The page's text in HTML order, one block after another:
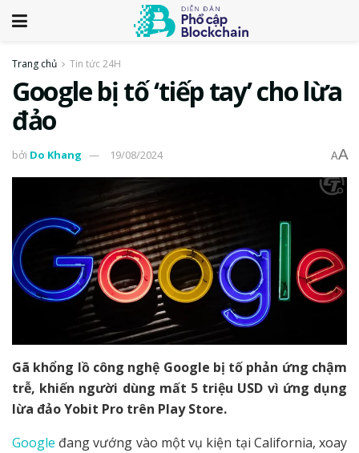
Trang chủ Tin tức 24H
Google bị tố ‘tiếp tay’ cho lừa
đảo
bởi Do Khang 19/08/2024 AA
Gã khổng lồ công nghệ Google bị tố phản ứng chậm
trễ, khiến người dùng mất 5 triệu USD vì ứng dụng
lừa đảo Yobit Pro trên Play Store.
Google đang vướng vào một vụ kiện tại California, xoay